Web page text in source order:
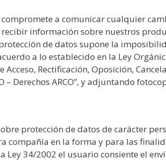
a comunicar cualquier
información sobre nuestros
de datos supone la
a lo establecido en la Ley
Rectificación, Oposición,
– Derechos ARCO”, y adjuntando
protección de datos de carácter
en la forma y para las
Ley 34/2002 el usuario consiente el